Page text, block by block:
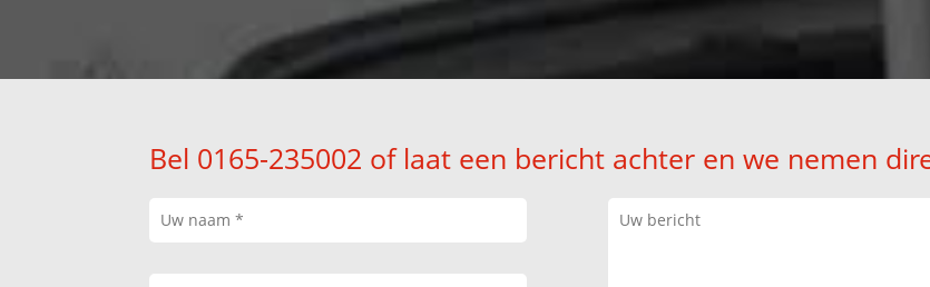
Bel 0165-235002 of laat een bericht achter en we nemen